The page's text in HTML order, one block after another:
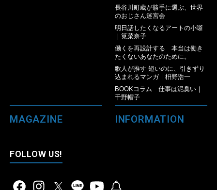
長谷川町蔵が勝手に選ぶ、世界
のおじさん迷宮会
明日話したくなるアートの小噺
｜筧菜奈子
働くを再設計する 本当は働き
たくないあなたのために。
歌人が推す 短いのに、引きずり
込まれるマンガ｜枡野浩一
BOOKコラム 仕事は泥臭い｜
千野帽子
MAGAZINE INFORMATION
FOLLOW US!